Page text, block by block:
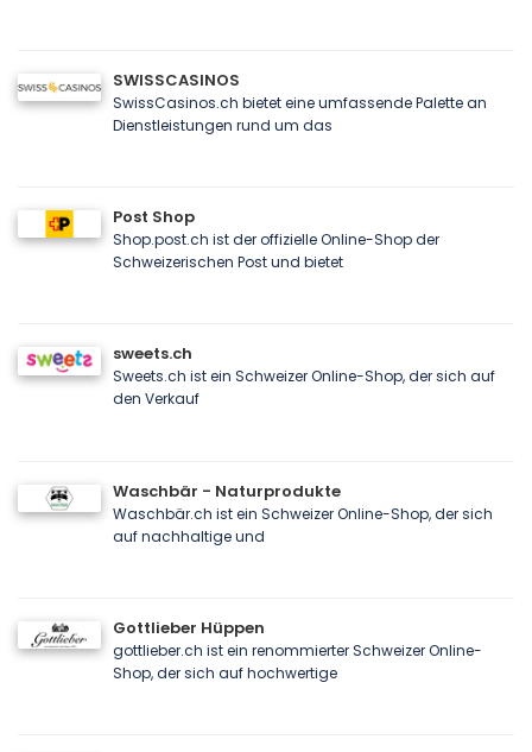
SWISSCASINOS
SwissCasinos.ch bietet eine umfassende Palette an
Dienstleistungen rund um das
Post Shop
Shop.post.ch ist der offizielle Online-Shop der
Schweizerischen Post und bietet
sweets.ch
Sweets.ch ist ein Schweizer Online-Shop, der sich auf
den Verkauf
Waschbär - Naturprodukte
Waschbär.ch ist ein Schweizer Online-Shop, der sich
auf nachhaltige und
Gottlieber Hüppen
gottlieber.ch ist ein renommierter Schweizer Online-
Shop, der sich auf hochwertige